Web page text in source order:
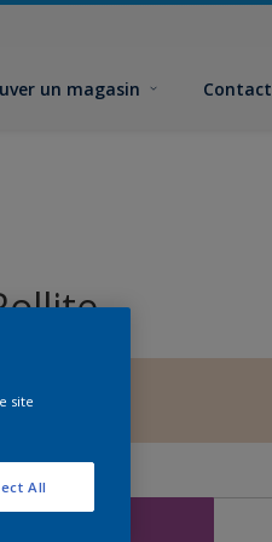
un magasin Contact
site
All